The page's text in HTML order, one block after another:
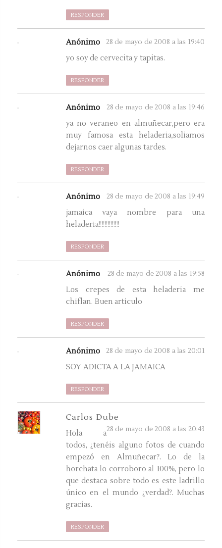
RESPONDER
Anónimo 28 de mayo de 2008 a las 19:40
yo soy de cervecita y tapitas.
RESPONDER
Anónimo 28 de mayo de 2008 a las 19:46
ya no veraneo en almuñecar,pero era
muy famosa esta heladeria,soliamos
dejarnos caer algunas tardes.
RESPONDER
Anónimo 28 de mayo de 2008 a las 19:49
jamaica vaya nombre para una
heladeria!!!!!!!!!!!!!!
RESPONDER
Anónimo 28 de mayo de 2008 a las 19:58
Los crepes de esta heladeria me
chiflan. Buen articulo
RESPONDER
Anónimo 28 de mayo de 2008 a las 20:01
SOY ADICTA A LA JAMAICA
RESPONDER
Carlos Dube
28 de mayo de 2008 a las 20:43
Hola a
todos, ¿tenéis alguno fotos de cuando
empezó en Almuñecar?. Lo de la
horchata lo corroboro al 100%, pero lo
que destaca sobre todo es este ladrillo
único en el mundo ¿verdad?. Muchas
gracias.
RESPONDER